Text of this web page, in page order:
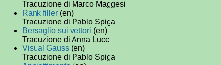
Traduzione di Marco Maggesi
Rank filler (en)
Traduzione di Pablo Spiga
Bersaglio sui vettori (en)
Traduzione di Anna Lucci
Visual Gauss (en)
Traduzione di Pablo Spiga